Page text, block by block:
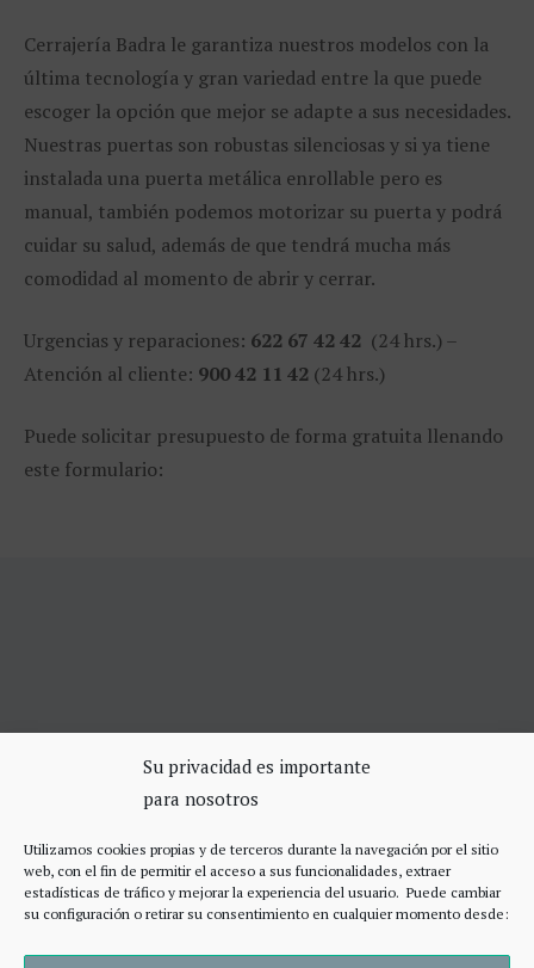
Su privacidad es importante
para nosotros
Utilizamos cookies propias y de terceros durante la navegación por el sitio
web, con el fin de permitir el acceso a sus funcionalidades, extraer
estadísticas de tráfico y mejorar la experiencia del usuario. Puede cambiar
su configuración o retirar su consentimiento en cualquier momento desde:
Cerrajería Badra le garantiza nuestros modelos con la
última tecnología y gran variedad entre la que puede
escoger la opción que mejor se adapte a sus necesidades.
Nuestras puertas son robustas silenciosas y si ya tiene
instalada una puerta metálica enrollable pero es
manual, también podemos motorizar su puerta y podrá
cuidar su salud, además de que tendrá mucha más
comodidad al momento de abrir y cerrar.
Urgencias y reparaciones: 622 67 42 42 (24 hrs.) –
Atención al cliente: 900 42 11 42 (24 hrs.)
Puede solicitar presupuesto de forma gratuita llenando
este formulario:
SERVICIOS DE CERRAJERÍA
Apertura Puertas Madrid 75€
Cerraduras de alta seguridad
Accesos